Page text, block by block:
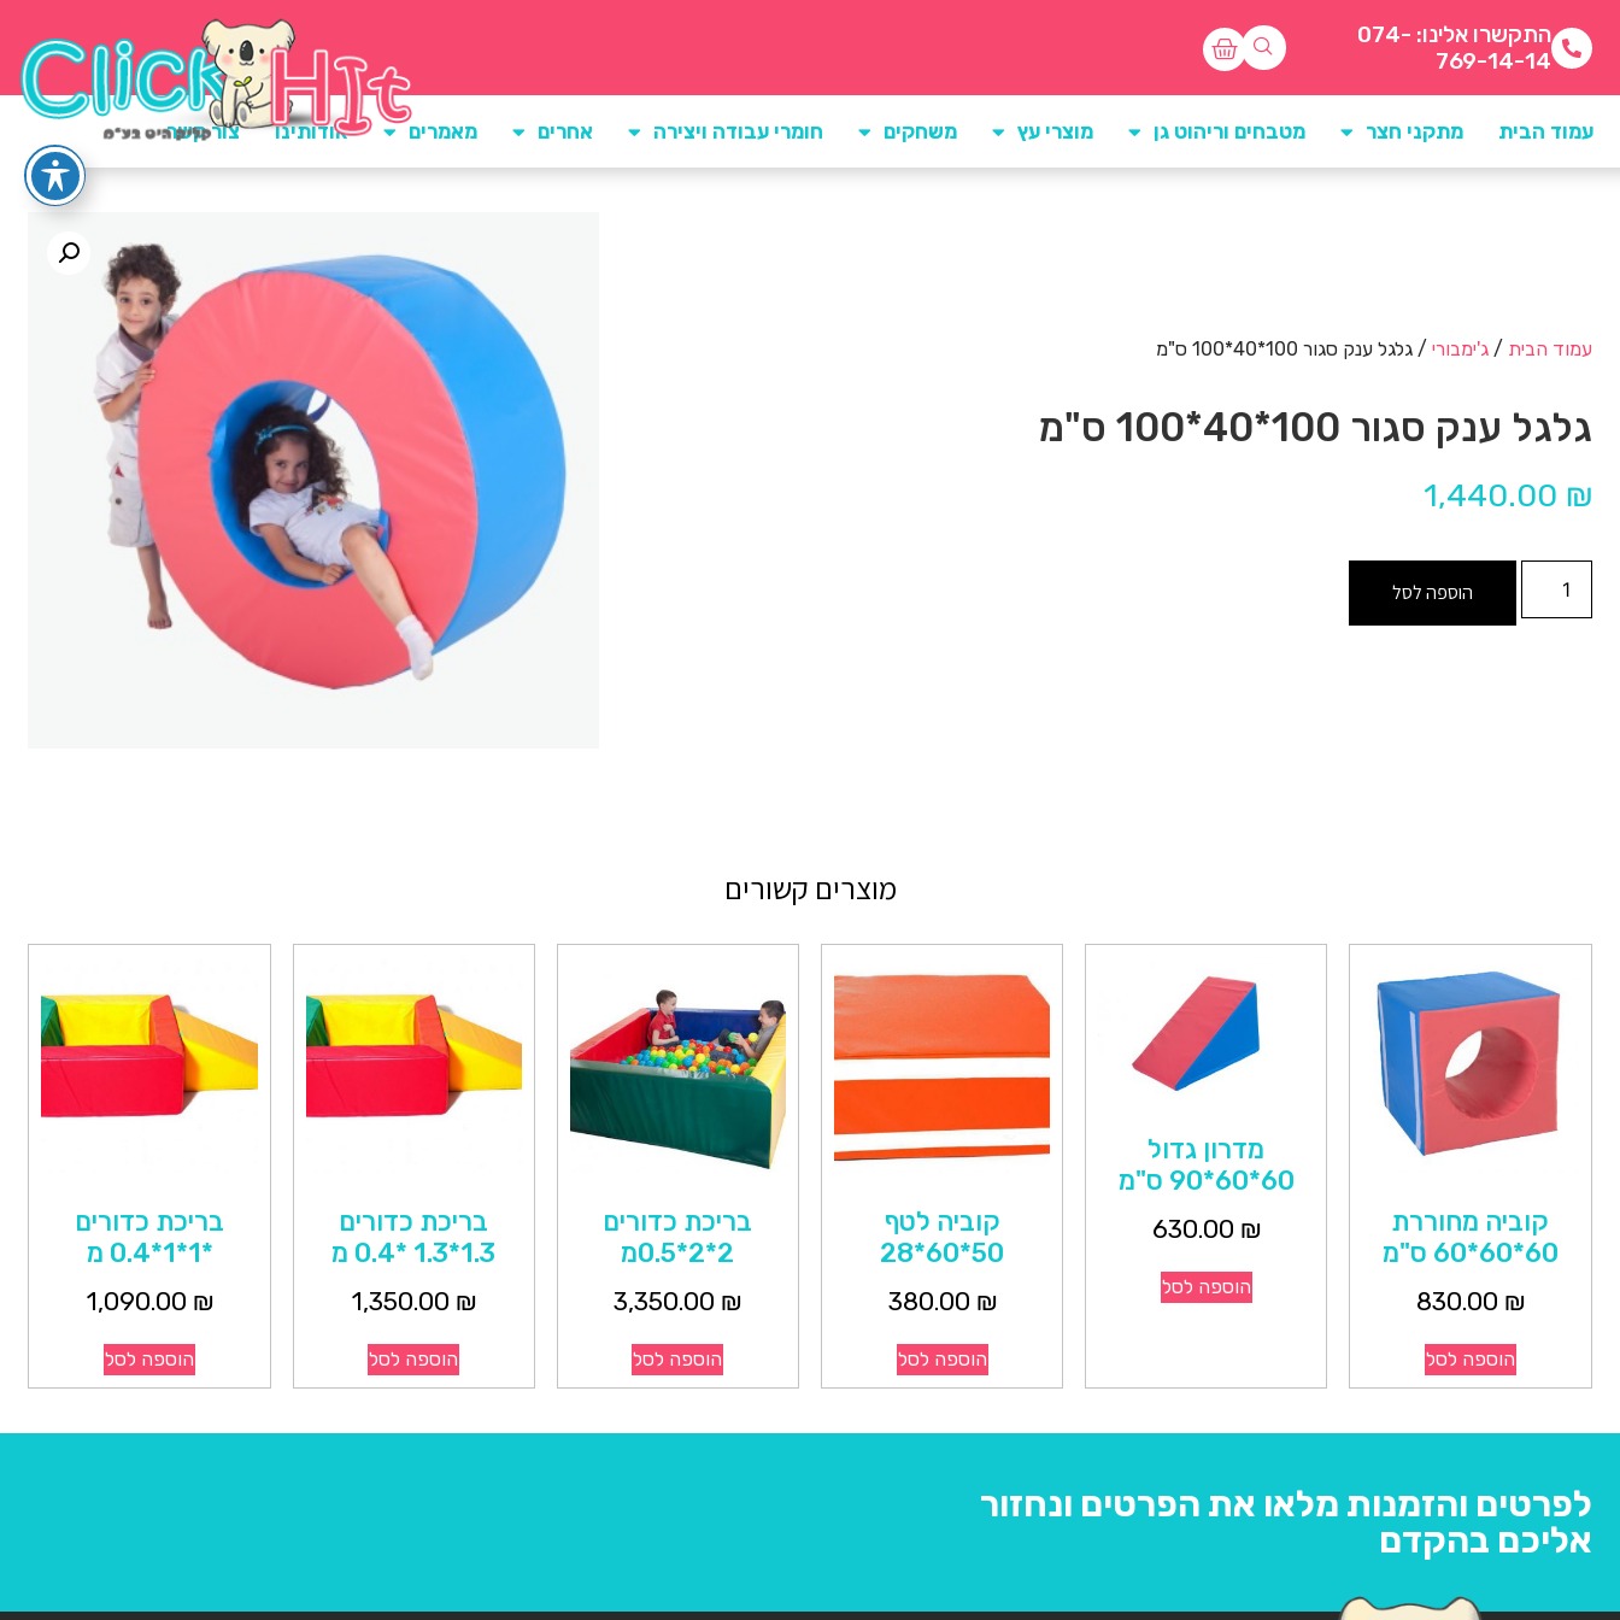
התקשרו אלינו: 074-
769-14-14
עמוד הבית מתקני חצר מטבחים וריהוט גן מוצרי עץ משחקים חומרי עבודה ויצירה אחרים מאמרים אודותינו צור קשר
עמוד הבית /ג'ימבורי / גלגל ענק סגור 100*40*100 ס"מ
גלגל ענק סגור 100*40*100 ס"מ
1,440.00 ₪
הוספה לסל
מוצרים קשורים
קוביה מחוררת
60*60*60 ס"מ
830.00 ₪
הוספה לסל
מדרון גדול
60*60*90 ס"מ
630.00 ₪
הוספה לסל
קוביה לטף
50*60*28
380.00 ₪
הוספה לסל
בריכת כדורים
2*2*0.5מ
3,350.00 ₪
הוספה לסל
בריכת כדורים
1.3*1.3 *0.4 מ
1,350.00 ₪
הוספה לסל
בריכת כדורים
*1*1*0.4 מ
1,090.00 ₪
הוספה לסל
לפרטים והזמנות מלאו את הפרטים ונחזור
אליכם בהקדם